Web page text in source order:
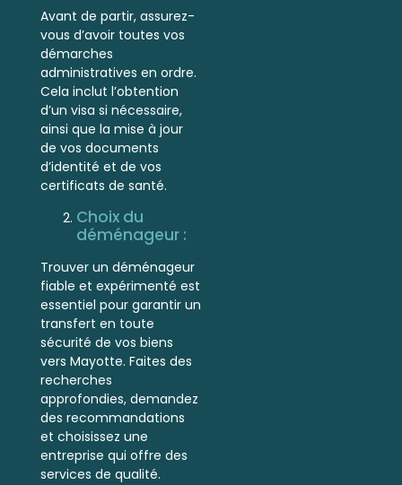
Avant de partir, assurez-
vous d’avoir toutes vos
démarches
administratives en ordre.
Cela inclut l’obtention
d’un visa si nécessaire,
ainsi que la mise à jour
de vos documents
d’identité et de vos
certificats de santé.
Choix du
déménageur :
Trouver un déménageur
fiable et expérimenté est
essentiel pour garantir un
transfert en toute
sécurité de vos biens
vers Mayotte. Faites des
recherches
approfondies, demandez
des recommandations
et choisissez une
entreprise qui offre des
services de qualité.